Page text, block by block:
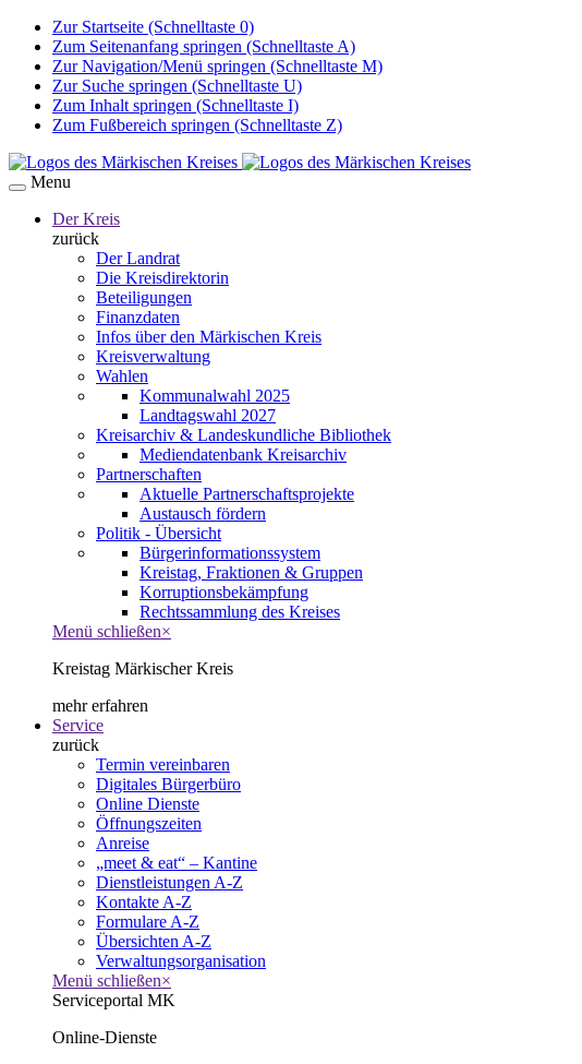
Zur Startseite (Schnelltaste 0)
Zum Seitenanfang springen (Schnelltaste A)
Zur Navigation/Menü springen (Schnelltaste M)
Zur Suche springen (Schnelltaste U)
Zum Inhalt springen (Schnelltaste I)
Zum Fußbereich springen (Schnelltaste Z)
Menu
Der Kreis
zurück
Der Landrat
Die Kreisdirektorin
Beteiligungen
Finanzdaten
Infos über den Märkischen Kreis
Kreisverwaltung
Wahlen
Kommunalwahl 2025
Landtagswahl 2027
Kreisarchiv & Landeskundliche Bibliothek
Mediendatenbank Kreisarchiv
Partnerschaften
Aktuelle Partnerschaftsprojekte
Austausch fördern
Politik - Übersicht
Bürgerinformationssystem
Kreistag, Fraktionen & Gruppen
Korruptionsbekämpfung
Rechtssammlung des Kreises
Menü schließen×
Kreistag Märkischer Kreis
mehr erfahren
Service
zurück
Termin vereinbaren
Digitales Bürgerbüro
Online Dienste
Öffnungszeiten
Anreise
„meet & eat“ – Kantine
Dienstleistungen A-Z
Kontakte A-Z
Formulare A-Z
Übersichten A-Z
Verwaltungsorganisation
Menü schließen×
Serviceportal MK
Online-Dienste